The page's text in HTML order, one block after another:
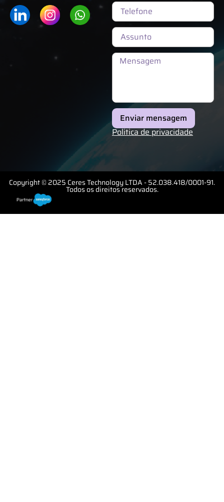
Enviar mensagem
Politica de privacidade
Copyright © 2025 Ceres Technology LTDA - 52.038.418/0001-91.
Todos os direitos reservados.